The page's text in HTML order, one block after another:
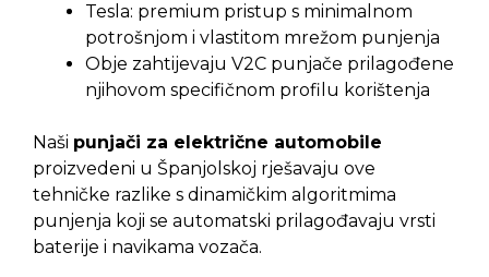
Tesla: premium pristup s minimalnom
potrošnjom i vlastitom mrežom punjenja
Obje zahtijevaju V2C punjače prilagođene
njihovom specifičnom profilu korištenja
Naši punjači za električne automobile
proizvedeni u Španjolskoj rješavaju ove
tehničke razlike s dinamičkim algoritmima
punjenja koji se automatski prilagođavaju vrsti
baterije i navikama vozača.